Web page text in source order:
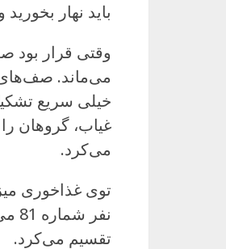
باید نهار
وقتی قرار بود
می‌ماند.
خیلی سریع
غیاب، گروهان
می‌کرد.
تقسیم می‌کرد.